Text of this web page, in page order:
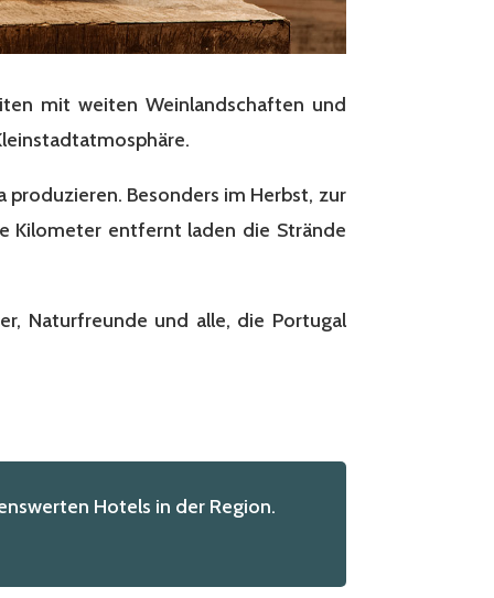
mit weiten Weinlandschaften und
produzieren. Besonders im Herbst, zur
Kilometer entfernt laden die Strände
Naturfreunde und alle, die Portugal
Hotels in der Region.